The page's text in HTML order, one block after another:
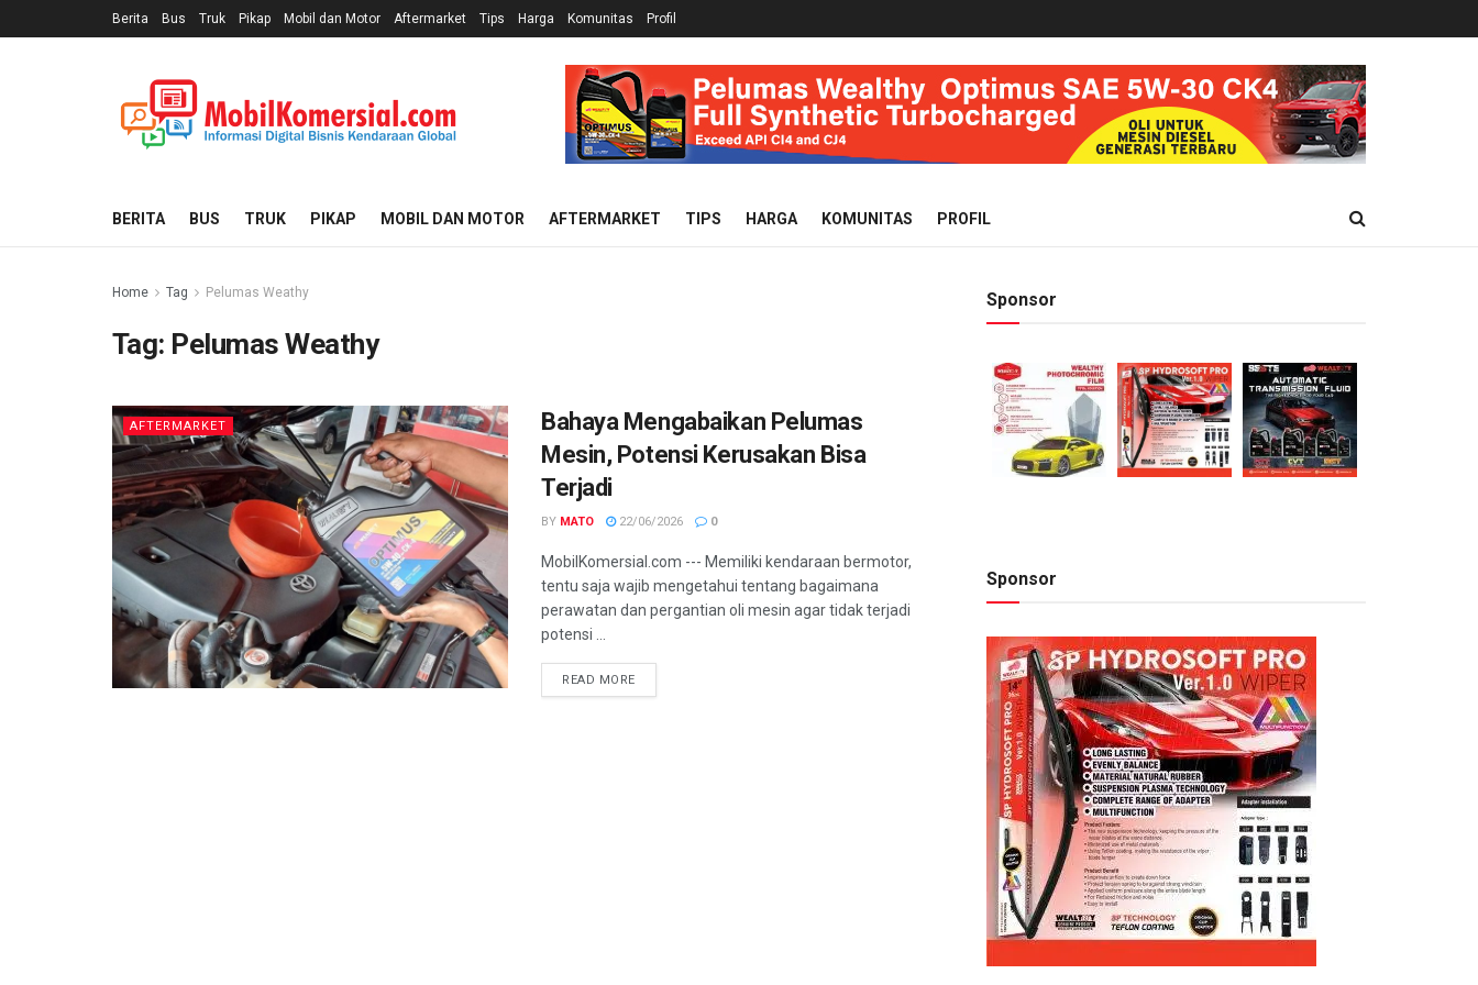
Berita Bus Truk Pikap Mobil dan Motor Aftermarket Tips Harga Komunitas Profil
BERITA BUS TRUK PIKAP MOBIL DAN MOTOR AFTERMARKET TIPS HARGA KOMUNITAS PROFIL
Home Tag Pelumas Weathy
Tag: Pelumas Weathy
AFTERMARKET
Bahaya Mengabaikan Pelumas
Mesin, Potensi Kerusakan Bisa
Terjadi
BY MATO 22/06/2026 0
MobilKomersial.com --- Memiliki kendaraan bermotor,
tentu saja wajib mengetahui tentang bagaimana
perawatan dan pergantian oli mesin agar tidak terjadi
potensi ...
READ MORE
Sponsor
Sponsor